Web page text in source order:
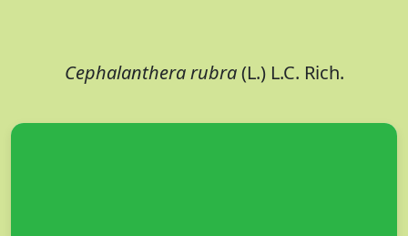
Cephalanthera rubra(L.) L.C. Rich.